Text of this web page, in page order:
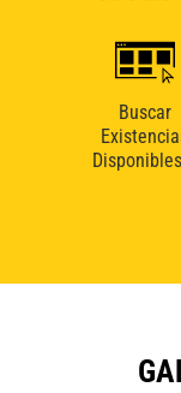
Buscar
Disponibles